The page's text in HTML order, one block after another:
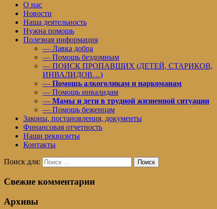
О нас
Новости
Наша деятельность
Нужна помощь
Полезная информация
— Лавка добра
— Помощь бездомным
— ПОИСК ПРОПАВШИХ (ДЕТЕЙ, СТАРИКОВ,
ИНВАЛИДОВ…)
— Помощь алкоголикам и наркоманам
— Помощь инвалидам
— Мамы и дети в трудной жизненной ситуации
— Помощь беженцам
Законы, постановления, документы
Финансовая отчетность
Наши реквизиты
Контакты
Поиск для: Поиск
Свежие комментарии
Архивы